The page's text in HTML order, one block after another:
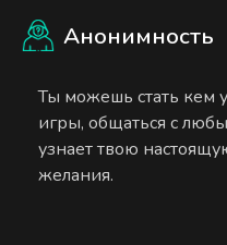
Анонимность
Ты можешь стать кем
игры, общаться с
узнает твою
желания.